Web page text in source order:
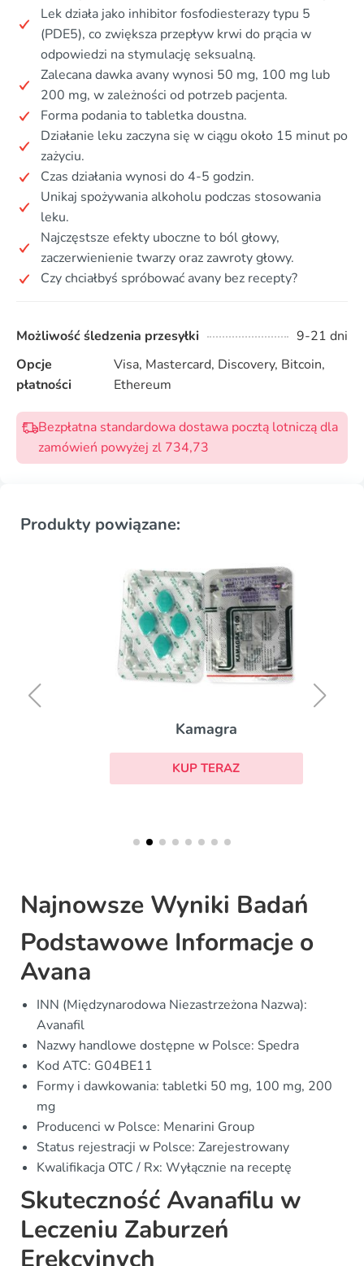
Lek działa jako inhibitor fosfodiesterazy typu 5
(PDE5), co zwiększa przepływ krwi do prącia w
odpowiedzi na stymulację seksualną.
Zalecana dawka avany wynosi 50 mg, 100 mg lub
200 mg, w zależności od potrzeb pacjenta.
Forma podania to tabletka doustna.
Działanie leku zaczyna się w ciągu około 15 minut po
zażyciu.
Czas działania wynosi do 4-5 godzin.
Unikaj spożywania alkoholu podczas stosowania
leku.
Najczęstsze efekty uboczne to ból głowy,
zaczerwienienie twarzy oraz zawroty głowy.
Czy chciałbyś spróbować avany bez recepty?
Możliwość śledzenia przesyłki
9-21 dni
Opcje
płatności
Visa, Mastercard, Discovery, Bitcoin,
Ethereum
Bezpłatna standardowa dostawa pocztą lotniczą dla
zamówień powyżej zl 734,73
Produkty powiązane:
Kamagra
KUP TERAZ
Najnowsze Wyniki Badań
Podstawowe Informacje o
Avana
INN (Międzynarodowa Niezastrzeżona Nazwa):
Avanafil
Nazwy handlowe dostępne w Polsce: Spedra
Kod ATC: G04BE11
Formy i dawkowania: tabletki 50 mg, 100 mg, 200
mg
Producenci w Polsce: Menarini Group
Status rejestracji w Polsce: Zarejestrowany
Kwalifikacja OTC / Rx: Wyłącznie na receptę
Skuteczność Avanafilu w
Leczeniu Zaburzeń
Erekcyjnych